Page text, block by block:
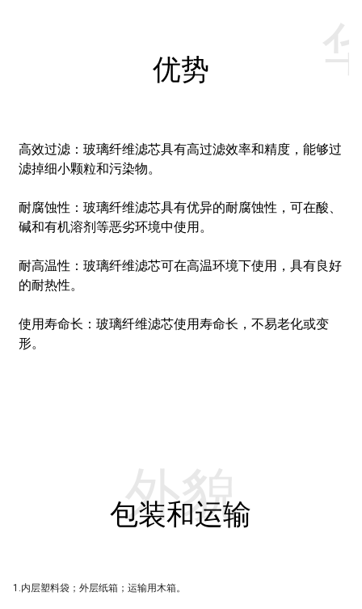
优势
高效过滤：玻璃纤维滤芯具有高过滤效率和精度，能够过
滤掉细小颗粒和污染物。
耐腐蚀性：玻璃纤维滤芯具有优异的耐腐蚀性，可在酸、
碱和有机溶剂等恶劣环境中使用。
耐高温性：玻璃纤维滤芯可在高温环境下使用，具有良好
的耐热性。
使用寿命长：玻璃纤维滤芯使用寿命长，不易老化或变
形。
包装和运输
外貌
1.内层塑料袋；外层纸箱；运输用木箱。